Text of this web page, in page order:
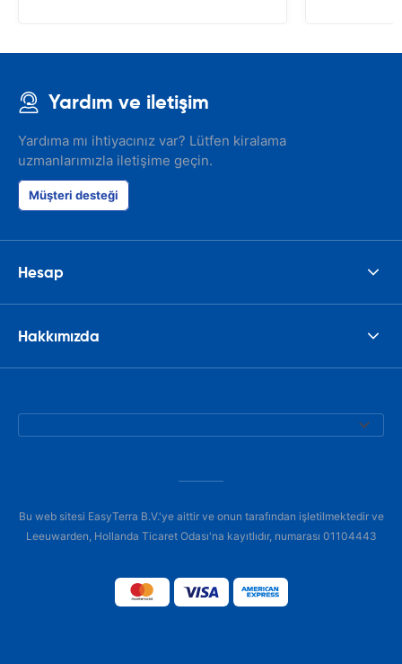
Yardım ve iletişim
Yardıma mı ihtiyacınız var? Lütfen kiralama
uzmanlarımızla iletişime geçin.
Müşteri desteği
Hesap
Hakkımızda
Bu web sitesi EasyTerra B.V.'ye aittir ve onun tarafından işletilmektedir ve
Leeuwarden, Hollanda Ticaret Odası'na kayıtlıdır, numarası 01104443